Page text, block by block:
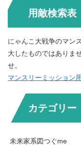
用敵検索表
にゃんこ大戦争のマン
大したものではありま
せ。
マンスリーミッション
カテゴリー
未来家系図つぐme